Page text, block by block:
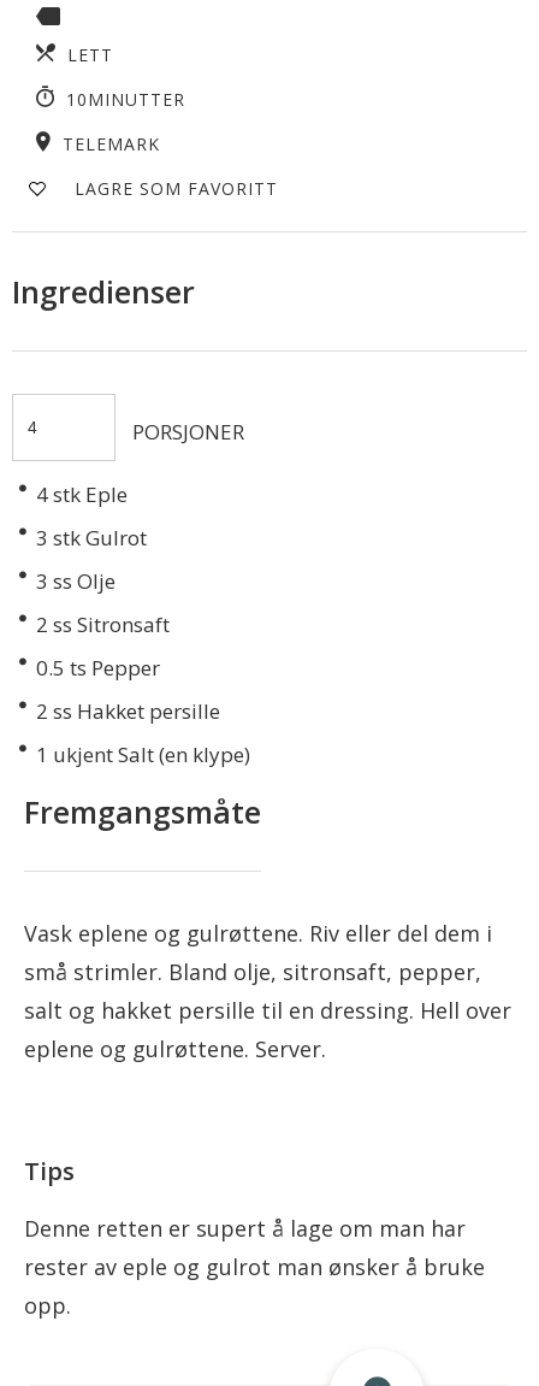
LETT
10MINUTTER
TELEMARK
LAGRE SOM FAVORITT
Ingredienser
PORSJONER
4stk Eple
3 stk Gulrot
3 ss Olje
2 ss Sitronsaft
0.5 ts Pepper
2 ss Hakket persille
1 ukjent Salt (en klype)
Fremgangsmåte
Vask eplene og gulrøttene. Riv eller del dem i
små strimler. Bland olje, sitronsaft, pepper,
salt og hakket persille til en dressing. Hell over
eplene og gulrøttene. Server.
Tips
Denne retten er supert å lage om man har
rester av eple og gulrot man ønsker å bruke
opp.